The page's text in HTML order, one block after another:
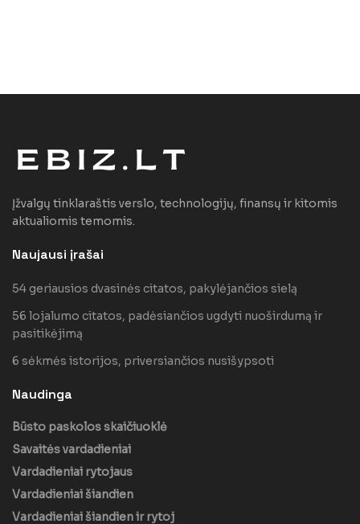
Įžvalgų tinklaraštis verslo, technologijų, finansų ir kitomis
aktualiomis temomis.
Naujausi įrašai
54 geriausios dvasinės citatos, pakylėjančios sielą
56 lojalumo citatos, padėsiančios ugdyti nuoširdumą ir
pasitikėjimą
6 sėkmės istorijos, priversiančios nusišypsoti
Naudinga
Būsto paskolos skaičiuoklė
Savaitės vardadieniai
Vardadieniai rytojaus
Vardadieniai šiandien
Vardadieniai šiandien ir rytoj